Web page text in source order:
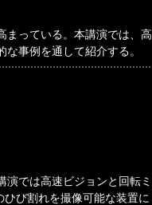
まっている。本講演では、高
事例を通して紹介する。
では高速ビジョンと回転ミ
び割れを撮像可能な装置に